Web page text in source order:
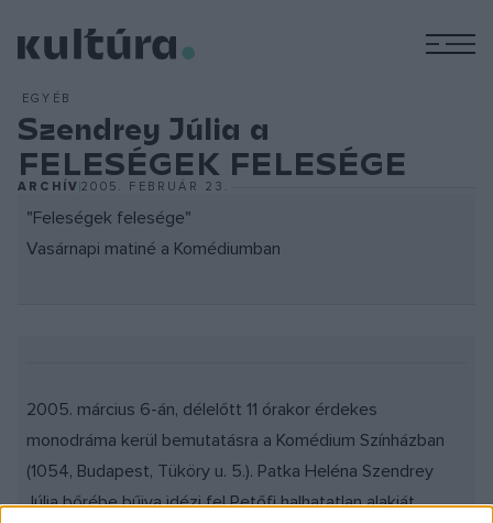
EGYÉB
Szendrey Júlia a
FELESÉGEK FELESÉGE
ARCHÍV2005. FEBRUÁR 23.
"Feleségek felesége"
Vasárnapi matiné a Komédiumban
2005. március 6-án, délelőtt 11 órakor érdekes
monodráma kerül bemutatásra a Komédium Színházban
(1054, Budapest, Tüköry u. 5.). Patka Heléna Szendrey
Júlia bőrébe bűjva idézi fel Petőfi halhatatlan alakját.